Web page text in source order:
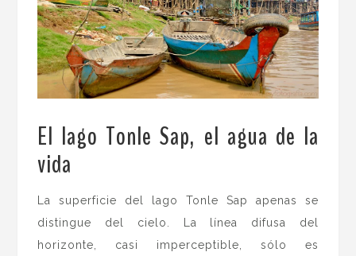
El lago Tonle Sap, el agua de la
vida
La superficie del lago Tonle Sap apenas se
distingue del cielo. La línea difusa del
horizonte, casi imperceptible, sólo es